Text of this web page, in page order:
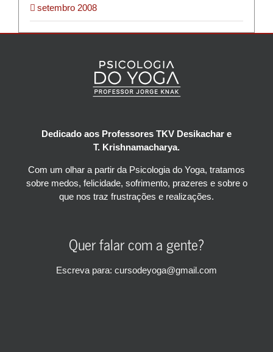
setembro 2008
Dedicado aos Professores TKV Desikachar e
T. Krishnamacharya.
Com um olhar a partir da Psicologia do Yoga, tratamos
sobre medos, felicidade, sofrimento, prazeres e sobre o
que nos traz frustrações e realizações.
Quer falar com a gente?
Escreva para: cursodeyoga@gmail.com